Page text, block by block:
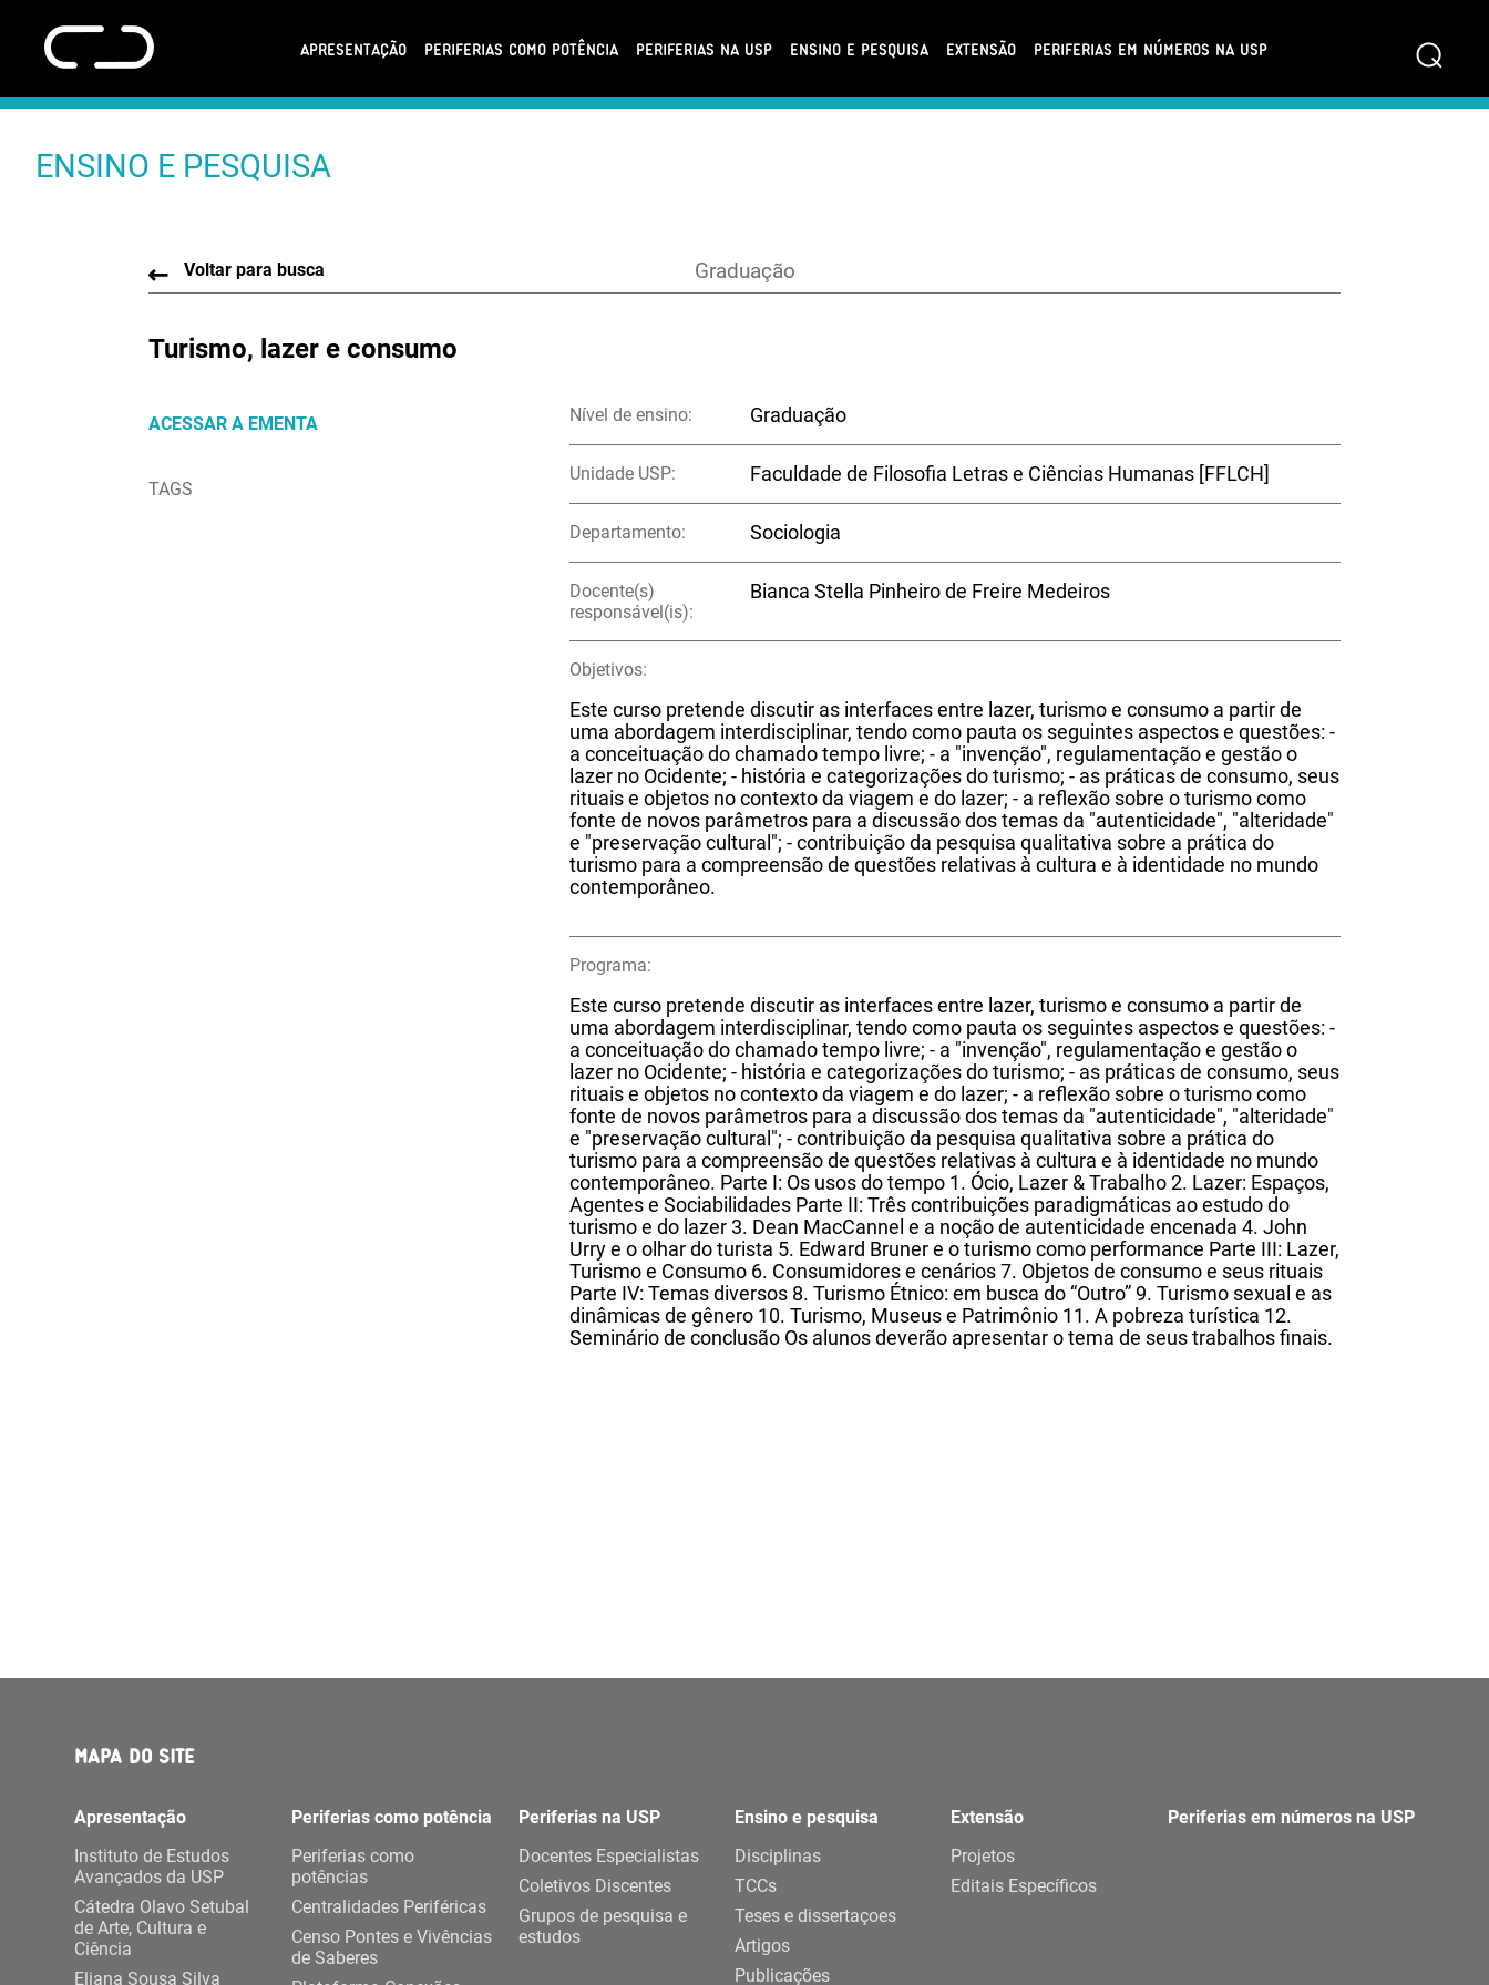
APRESENTAÇÃO PERIFERIAS COMO POTÊNCIA PERIFERIAS NA USP ENSINO E PESQUISA EXTENSÃO PERIFERIAS EM NÚMEROS NA USP ⌕
ENSINO E PESQUISA
Voltar para busca Graduação
Turismo, lazer e consumo
ACESSAR A EMENTA
TAGS
Nível de ensino: Graduação
Unidade USP: Faculdade de Filosofia Letras e Ciências Humanas [FFLCH]
Departamento: Sociologia
Docente(s)
responsável(is):
Bianca Stella Pinheiro de Freire Medeiros
Objetivos:
Este curso pretende discutir as interfaces entre lazer, turismo e consumo a partir de
uma abordagem interdisciplinar, tendo como pauta os seguintes aspectos e questões: -
a conceituação do chamado tempo livre; - a "invenção", regulamentação e gestão o
lazer no Ocidente; - história e categorizações do turismo; - as práticas de consumo, seus
rituais e objetos no contexto da viagem e do lazer; - a reflexão sobre o turismo como
fonte de novos parâmetros para a discussão dos temas da "autenticidade", "alteridade"
e "preservação cultural"; - contribuição da pesquisa qualitativa sobre a prática do
turismo para a compreensão de questões relativas à cultura e à identidade no mundo
contemporâneo.
Programa:
Este curso pretende discutir as interfaces entre lazer, turismo e consumo a partir de
uma abordagem interdisciplinar, tendo como pauta os seguintes aspectos e questões: -
a conceituação do chamado tempo livre; - a "invenção", regulamentação e gestão o
lazer no Ocidente; - história e categorizações do turismo; - as práticas de consumo, seus
rituais e objetos no contexto da viagem e do lazer; - a reflexão sobre o turismo como
fonte de novos parâmetros para a discussão dos temas da "autenticidade", "alteridade"
e "preservação cultural"; - contribuição da pesquisa qualitativa sobre a prática do
turismo para a compreensão de questões relativas à cultura e à identidade no mundo
contemporâneo. Parte I: Os usos do tempo 1. Ócio, Lazer & Trabalho 2. Lazer: Espaços,
Agentes e Sociabilidades Parte II: Três contribuições paradigmáticas ao estudo do
turismo e do lazer 3. Dean MacCannel e a noção de autenticidade encenada 4. John
Urry e o olhar do turista 5. Edward Bruner e o turismo como performance Parte III: Lazer,
Turismo e Consumo 6. Consumidores e cenários 7. Objetos de consumo e seus rituais
Parte IV: Temas diversos 8. Turismo Étnico: em busca do “Outro” 9. Turismo sexual e as
dinâmicas de gênero 10. Turismo, Museus e Patrimônio 11. A pobreza turística 12.
Seminário de conclusão Os alunos deverão apresentar o tema de seus trabalhos finais.
MAPA DO SITE
Apresentação
Instituto de Estudos
Avançados da USP
Cátedra Olavo Setubal
de Arte, Cultura e
Ciência
Eliana Sousa Silva
Periferias como potência
Periferias como
potências
Centralidades Periféricas
Censo Pontes e Vivências
de Saberes
Periferias na USP
Docentes Especialistas
Coletivos Discentes
Grupos de pesquisa e
estudos
Ensino e pesquisa
Disciplinas
TCCs
Teses e dissertaçoes
Artigos
Publicações
Extensão
Projetos
Editais Específicos
Periferias em números na USP